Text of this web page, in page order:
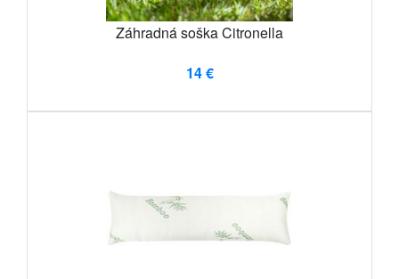
Záhradná soška Citronella
14 €